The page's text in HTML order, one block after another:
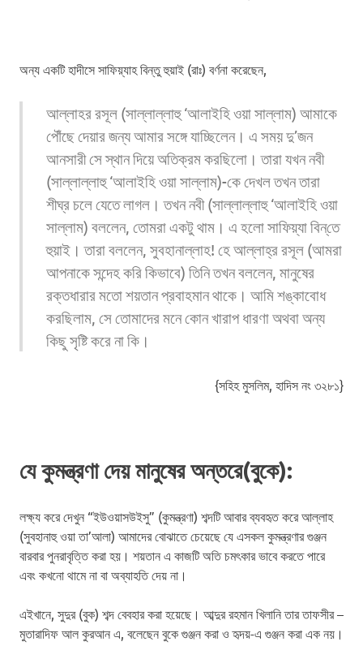
অন্য একটি হাদীসে সাফিয়্যাহ বিন্‌তু হুয়াই (রাঃ) বর্ণনা করেছেন,
আল্লাহর রসূল (সাল্লাল্লাহু ‘আলাইহি ওয়া সাল্লাম) আমাকে
পৌঁছে দেয়ার জন্য আমার সঙ্গে যাচ্ছিলেন। এ সময় দু’জন
আনসারী সে স্থান দিয়ে অতিক্রম করছিলো। তারা যখন নবী
(সাল্লাল্লাহু ‘আলাইহি ওয়া সাল্লাম)-কে দেখল তখন তারা
শীঘ্র চলে যেতে লাগল। তখন নবী (সাল্লাল্লাহু ‘আলাইহি ওয়া
সাল্লাম) বললেন, তোমরা একটু থাম। এ হলো সাফিয়্যা বিন্‌তে
হুয়াই। তারা বললেন, সুবহানাল্লাহ! হে আল্লাহ্‌র রসূল (আমরা
আপনাকে সন্দেহ করি কিভাবে) তিনি তখন বললেন, মানুষের
রক্তধারার মতো শয়তান প্রবাহমান থাকে। আমি শঙ্কাবোধ
করছিলাম, সে তোমাদের মনে কোন খারাপ ধারণা অথবা অন্য
কিছু সৃষ্টি করে না কি।
{সহিহ মুসলিম, হাদিস নং ৩২৮১}
যে কুমন্ত্রণা দেয় মানুষের অন্তরে(বুকে):
লক্ষ্য করে দেখুন “ইউওয়াসউইসু” (কুমন্ত্রণা) শব্দটি আবার ব্যবহৃত করে আল্লাহ
(সুবহানাহু ওয়া তা’আলা) আমাদের বোঝাতে চেয়েছে যে এসকল কুমন্ত্রণার গুঞ্জন
বারবার পুনরাবৃত্তি করা হয়। শয়তান এ কাজটি অতি চমৎকার ভাবে করতে পারে
এবং কখনো থামে না বা অব্যাহতি দেয় না।
এইখানে, সুদুর (বুক) শব্দ বেবহার করা হয়েছে। আব্দুর রহমান খিলানি তার তাফসীর –
মুতারাদিফ আল কুরআন এ, বলেছেন বুকে গুঞ্জন করা ও হৃদয়-এ গুঞ্জন করা এক নয়।